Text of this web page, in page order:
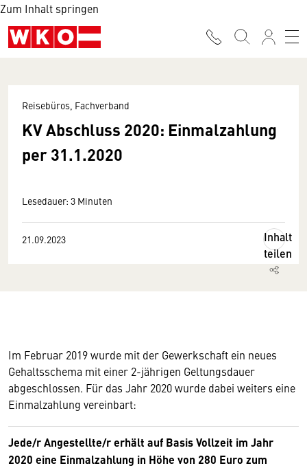
Zum Inhalt springen
Reisebüros, Fachverband
KV Abschluss 2020: Einmalzahlung
per 31.1.2020
Lesedauer: 3 Minuten
21.09.2023
Inhalt
teilen
Im Februar 2019 wurde mit der Gewerkschaft ein neues
Gehaltsschema mit einer 2-jährigen Geltungsdauer
abgeschlossen. Für das Jahr 2020 wurde dabei weiters eine
Einmalzahlung vereinbart:
Jede/r Angestellte/r erhält auf Basis Vollzeit im Jahr
2020 eine Einmalzahlung in Höhe von 280 Euro zum